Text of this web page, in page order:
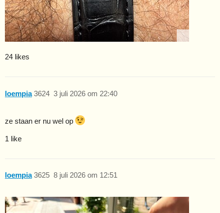
24 likes
loempia 3 juli 2026 om 22:40
3624
ze staan er nu wel op
1 like
loempia 8 juli 2026 om 12:51
3625